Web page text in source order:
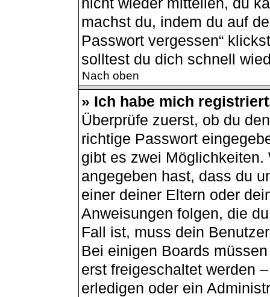
machst du, indem du auf
Passwort vergessen“
solltest du dich schnell
Nach oben
» Ich habe mich
Überprüfe zuerst, ob du
richtige Passwort
gibt es zwei
angegeben hast, dass du
einer deiner Eltern oder
Anweisungen folgen, die
Fall ist, muss dein
Bei einigen Boards
erst freigeschaltet werden
erledigen oder ein